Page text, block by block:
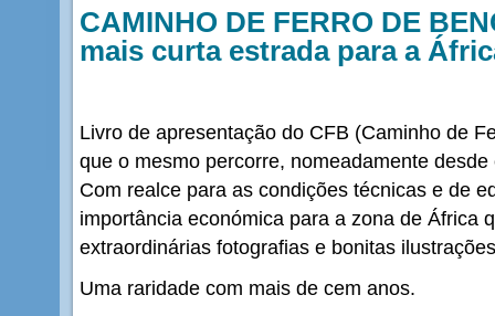
CAMINHO DE FERRO DE
mais curta estrada para a
Livro de apresentação do CFB (Caminho de
que o mesmo percorre, nomeadamente
Com realce para as condições técnicas e de
importância económica para a zona de África
extraordinárias fotografias e bonitas
Uma raridade com mais de cem anos.